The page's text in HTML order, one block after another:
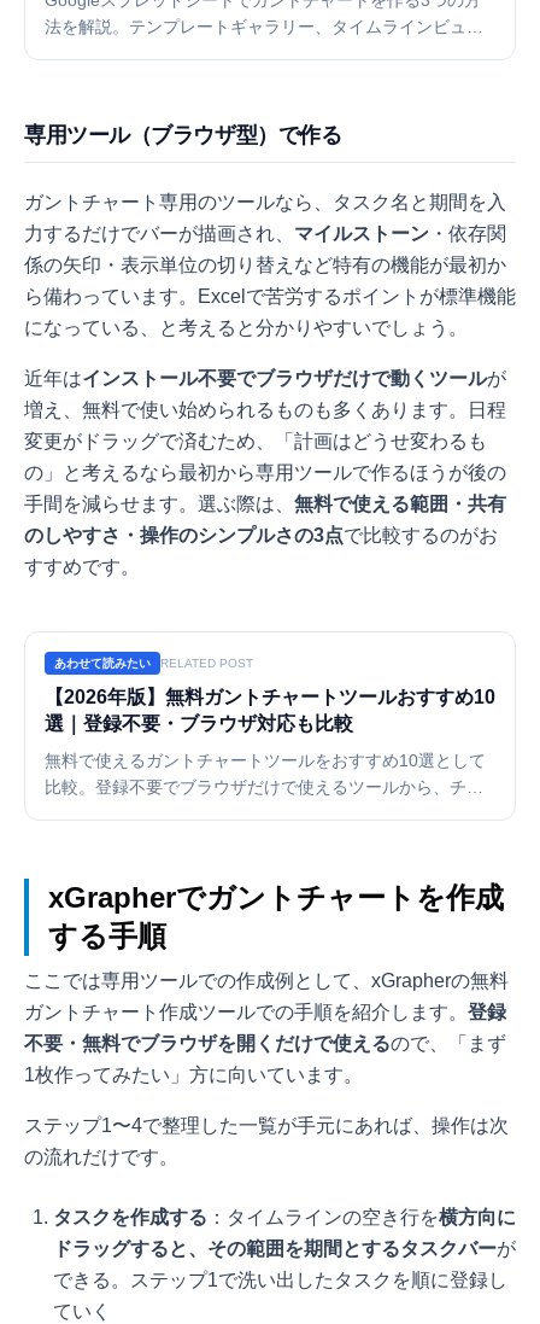
法を解説。テンプレートギャラリー、タイムラインビュ
専用ツール（ブラウザ型）で作る
ガントチャート専用のツールなら、タスク名と期間を入
力するだけでバーが描画され、 マイルストーン ・依存関
係の矢印・表示単位の切り替えなど特有の機能が最初か
ら備わっています。Excelで苦労するポイントが標準機能
になっている、と考えると分かりやすいでしょう。
近年はインストール不要でブラウザだけで動くツールが
増え、無料で使い始められるものも多くあります。日程
変更がドラッグで済むため、「計画はどうせ変わるも
の」と考えるなら最初から専用ツールで作るほうが後の
手間を減らせます。選ぶ際は、 無料で使える範囲・共有
のしやすさ・操作のシンプルさの3点で比較するのがお
すすめです。
あわせて読みたい RELATED POST
【2026年版】無料ガントチャートツールおすすめ10
選｜登録不要・ブラウザ対応も比較
無料で使えるガントチャートツールをおすすめ10選として
比較。登録不要でブラウザだけで使えるツールから、チー
xGrapherでガントチャートを作成
する手順
ここでは専用ツールでの作成例として、xGrapherの無料
ガントチャート作成ツールでの手順を紹介します。 登録
不要・無料でブラウザを開くだけで使えるので、「まず
1枚作ってみたい」方に向いています。
ステップ1〜4で整理した一覧が手元にあれば、操作は次
の流れだけです。
タスクを作成する ：タイムラインの空き行を横方向に
ドラッグすると、その範囲を期間とするタスクバーが
できる。ステップ1で洗い出したタスクを順に登録し
ていく